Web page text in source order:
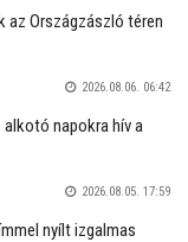
az Országzászló téren
2026.08.06. 06:42
napokra hív a
2026.08.05. 17:59
nyílt izgalmas